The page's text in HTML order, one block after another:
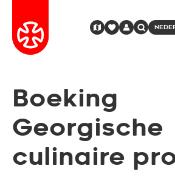
Boeking
Georgische
culinaire